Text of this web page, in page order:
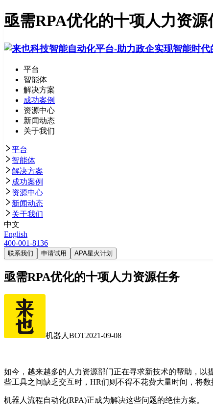
亟需RPA优化的十项人力资
平台
智能体
解决方案
成功案例
资源中心
新闻动态
关于我们
平台
智能体
解决方案
成功案例
资源中心
新闻动态
关于我们
中文
English
400-001-8136
联系我们 申请试用 APA星火计划
亟需RPA优化的十项人力资源任务
机器人BOT2021-09-08
如今，越来越多的人力资源部门正在寻求新技术的帮助，
些工具之间缺乏交互时，HR们则不得不花费大量时间，将
机器人流程自动化(RPA)正成为解决这些问题的绝佳方案。